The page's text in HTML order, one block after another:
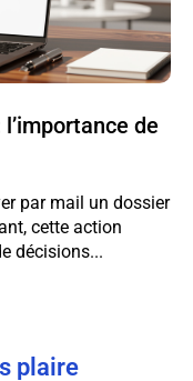
de
par mail un dossier
cette action
décisions...
plaire